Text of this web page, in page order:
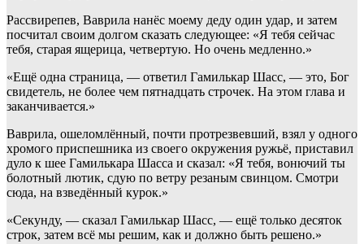
Рассвирепев, Ваврила нанёс моему деду один удар, и затем
посчитал своим долгом сказать следующее: «Я тебя сейчас
тебя, старая ящерица, четвертую. Но очень медленно.»
«Ещё одна страница, — ответил Гамилькар Шасс, — это, Бог
свидетель, не более чем пятнадцать строчек. На этом глава и
заканчивается.»
Ваврила, ошеломлённый, почти протрезвевший, взял у одного
хромого приспешника из своего окружения ружьё, приставил
дуло к шее Гамилькара Шасса и сказал: «Я тебя, вонючий ты
болотный лютик, сдую по ветру резаным свинцом. Смотри
сюда, на взведённый курок.»
«Секунду, — сказал Гамилькар Шасс, — ещё только десяток
строк, затем всё мы решим, как и должно быть решено.»